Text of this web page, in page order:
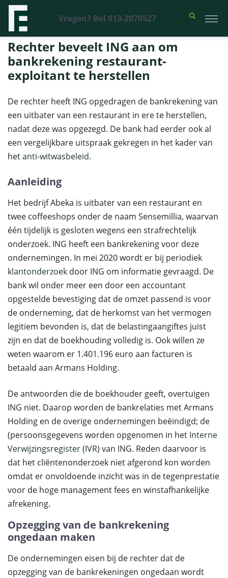
Vragen? Bel 013-2070527
Financieel Recht Advocaten >Uitspraken>Rechter beveelt ING aan
om bankrekening restaurant-exploitant te herstellen
Rechter beveelt ING aan om
bankrekening restaurant-
exploitant te herstellen
De rechter heeft ING opgedragen de bankrekening van
een uitbater van een restaurant in ere te herstellen,
nadat deze was opgezegd. De bank had eerder ook al
een vergelijkbare uitspraak gekregen in het kader van
hetanti-witwasbeleid.
Aanleiding
Het bedrijf Abeka is uitbater van een restaurant en
twee coffeeshops onder de naam Sensemillia, waarvan
één tijdelijk is gesloten wegens een strafrechtelijk
onderzoek. ING heeft een bankrekening voor deze
ondernemingen. In mei 2020 wordt er bij periodiek
klantonderzoek door ING om informatie gevraagd. De
bank wil onder meer een door een accountant
opgestelde bevestiging dat de omzet passend is voor
de onderneming, dat de herkomst van het vermogen
legitiem bevonden is, dat de belastingaangiftes juist
zijn en dat de boekhouding volledig is. Ook willen ze
weten waarom er 1.401.196 euro aan facturen is
betaald aan Armans Holding.
De antwoorden die de boekhouder geeft, overtuigen
ING niet. Daarop worden de bankrelaties met Armans
Holding en de overige ondernemingen beëindigd; de
(persoonsgegevens worden opgenomen in het Interne
Verwijzingsregister (IVR) van ING. Reden daarvoor is
dat het cliëntenonderzoek niet afgerond kon worden
omdat er onvoldoende inzicht was in de tegenprestatie
voor de hoge management fees en winstafhankelijke
afrekening.
Opzegging van de bankrekening
ongedaan maken
De ondernemingen eisen bij de rechter dat de
opzegging van de bankrekeningen ongedaan wordt